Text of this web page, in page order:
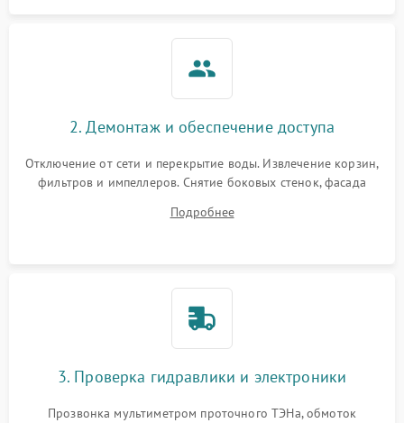
2. Демонтаж и обеспечение доступа
Отключение от сети и перекрытие воды. Извлечение корзин,
фильтров и импеллеров. Снятие боковых стенок, фасада
циркуляционному насосу, ТЭНу и сливной помпе.
Подробнее
3. Проверка гидравлики и электроники
Прозвонка мультиметром проточного ТЭНа, обмоток